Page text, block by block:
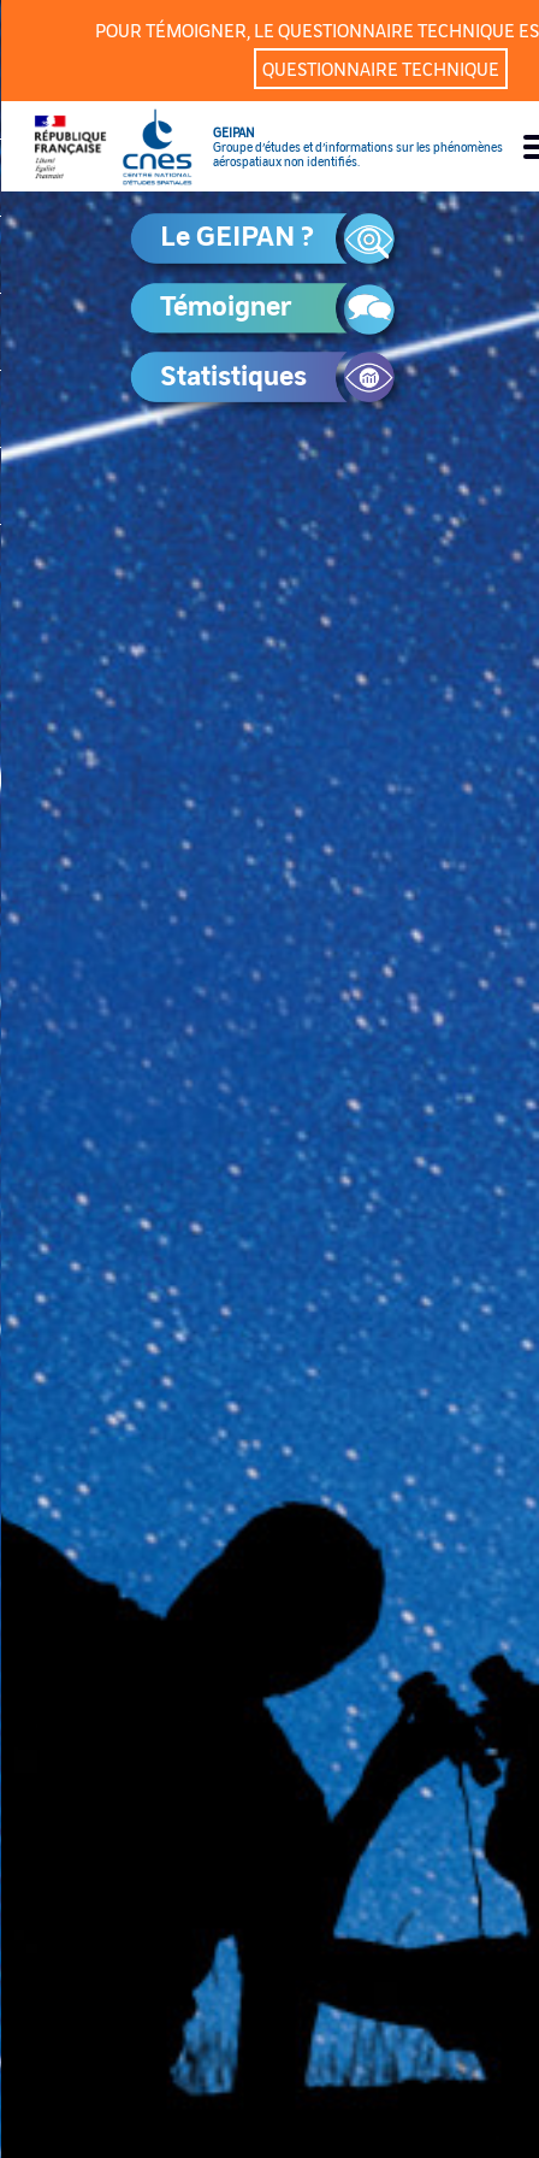
Panneau de gestion des cookies
POUR TÉMOIGNER, LE QUESTIONNAIRE TECHNIQUE
QUESTIONNAIRE TECHNIQUE
GEIPAN
Groupe d’études et d’informations sur les phénomènes
aérospatiaux non identifiés.
Le GEIPAN ?
Témoigner
Statistiques